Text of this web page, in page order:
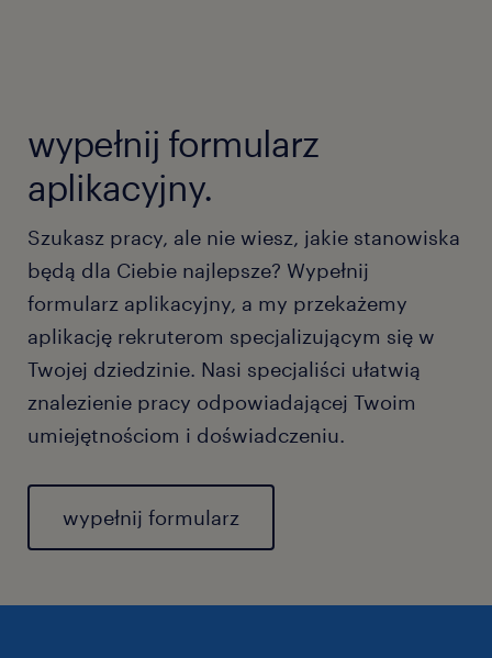
wypełnij formularz
aplikacyjny.
Szukasz pracy, ale nie wiesz, jakie stanowiska
będą dla Ciebie najlepsze? Wypełnij
formularz aplikacyjny, a my przekażemy
aplikację rekruterom specjalizującym się w
Twojej dziedzinie. Nasi specjaliści ułatwią
znalezienie pracy odpowiadającej Twoim
umiejętnościom i doświadczeniu.
wypełnij formularz